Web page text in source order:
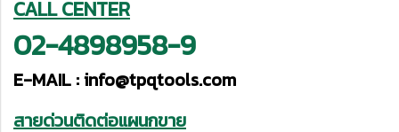
CALL CENTER
02-4898958-9
E-MAIL :info@tpqtools.com
สายด่วนติดต่อแผนกขาย